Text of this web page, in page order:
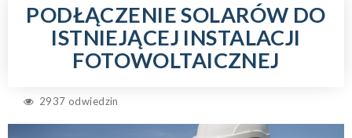
PODŁĄCZENIE SOLARÓW DO
ISTNIEJĄCEJ INSTALACJI
FOTOWOLTAICZNEJ
2937 odwiedzin